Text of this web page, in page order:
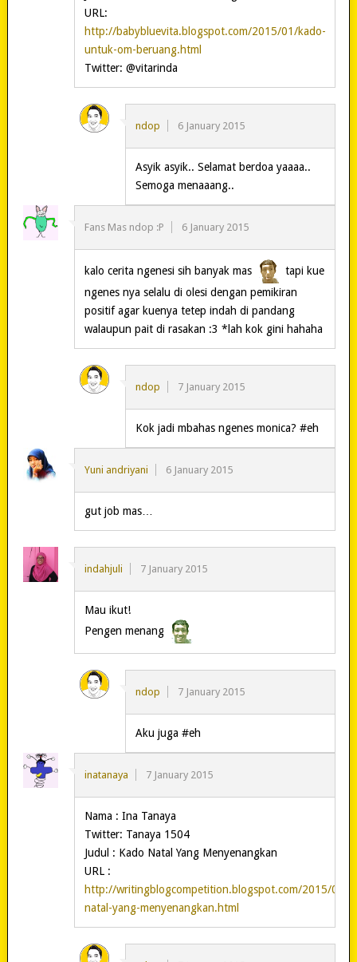
URL:
http://babybluevita.blogspot.com/2015/01/kado-
untuk-om-beruang.html
Twitter: @vitarinda
ndop 6 January 2015
Asyik asyik.. Selamat berdoa yaaaa..
Semoga menaaang..
Fans Mas ndop :P 6 January 2015
kalo cerita ngenesi sih banyak mas
tapi kue
ngenes nya selalu di olesi dengan pemikiran
positif agar kuenya tetep indah di pandang
walaupun pait di rasakan :3 *lah kok gini hahaha
ndop 7 January 2015
Kok jadi mbahas ngenes monica? #eh
Yuni andriyani 6 January 2015
gut job mas…
indahjuli 7 January 2015
Mau ikut!
Pengen menang
ndop 7 January 2015
Aku juga #eh
inatanaya 7 January 2015
Nama : Ina Tanaya
Twitter: Tanaya 1504
Judul : Kado Natal Yang Menyenangkan
URL :
http://writingblogcompetition.blogspot.com/2015/01/
natal-yang-menyenangkan.html